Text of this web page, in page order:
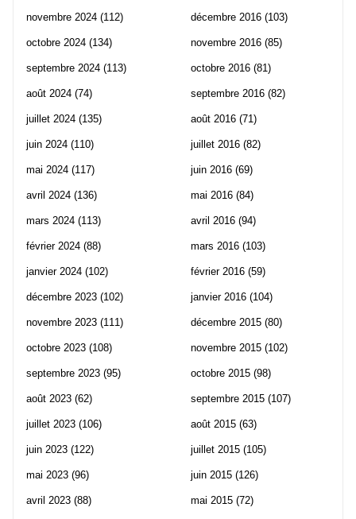
novembre 2024 (112)
octobre 2024 (134)
septembre 2024 (113)
août 2024 (74)
juillet 2024 (135)
juin 2024 (110)
mai 2024 (117)
avril 2024 (136)
mars 2024 (113)
février 2024 (88)
janvier 2024 (102)
décembre 2023 (102)
novembre 2023 (111)
octobre 2023 (108)
septembre 2023 (95)
août 2023 (62)
juillet 2023 (106)
juin 2023 (122)
mai 2023 (96)
avril 2023 (88)
décembre 2016 (103)
novembre 2016 (85)
octobre 2016 (81)
septembre 2016 (82)
août 2016 (71)
juillet 2016 (82)
juin 2016 (69)
mai 2016 (84)
avril 2016 (94)
mars 2016 (103)
février 2016 (59)
janvier 2016 (104)
décembre 2015 (80)
novembre 2015 (102)
octobre 2015 (98)
septembre 2015 (107)
août 2015 (63)
juillet 2015 (105)
juin 2015 (126)
mai 2015 (72)